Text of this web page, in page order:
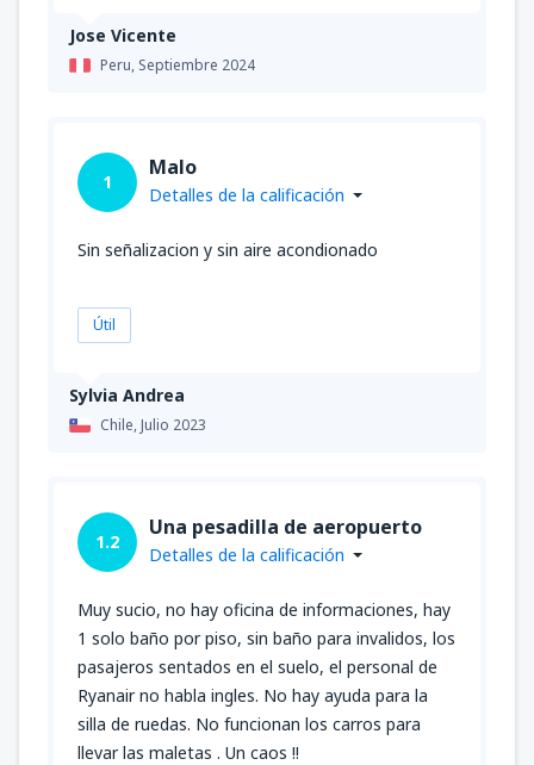
Jose Vicente
Peru, Septiembre 2024
Sylvia Andrea
Chile,Julio 2023
1
Malo
Detalles de la calificación
Sin señalizacion y sin aire acondionado
Útil
1.2
Una pesadilla de aeropuerto
Detalles de la calificación
Muy sucio, no hay oficina de informaciones, hay
1 solo baño por piso, sin baño para invalidos, los
pasajeros sentados en el suelo, el personal de
Ryanair no habla ingles. No hay ayuda para la
silla de ruedas. No funcionan los carros para
llevar las maletas . Un caos !!